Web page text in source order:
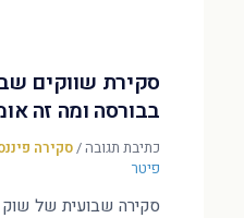
סקירת שווקים
בבורסה ומה זה
כתיבת תגובה/סקירה
פיטר
סקירה שבועית של שוק